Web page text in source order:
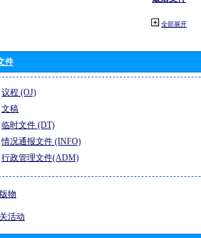
全部展开
件
议程 (OJ)
文稿
临时文件 (DT)
情况通报文件 (INFO)
行政管理文件(ADM)
物
活动